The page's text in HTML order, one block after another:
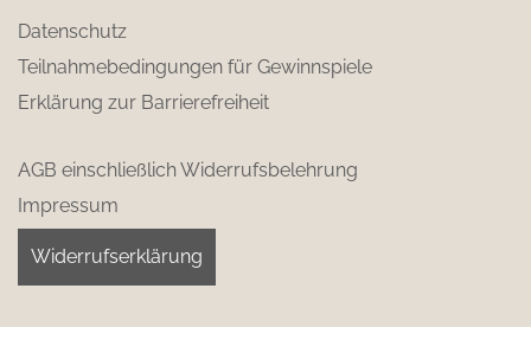
Datenschutz
Teilnahmebedingungen für Gewinnspiele
Erklärung zur Barrierefreiheit
AGB einschließlich Widerrufsbelehrung
Impressum
Widerrufserklärung